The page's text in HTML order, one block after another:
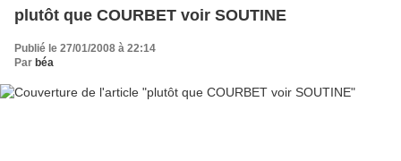
plutôt que COURBET voir SOUTINE
Publié le 27/01/2008 à 22:14
Par béa